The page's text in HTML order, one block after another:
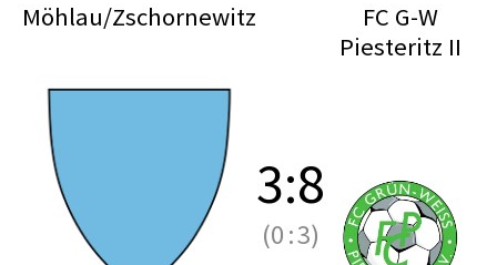
Möhlau/Zschornewitz
FC G-W
Piesteritz II
3:8
(0:3)